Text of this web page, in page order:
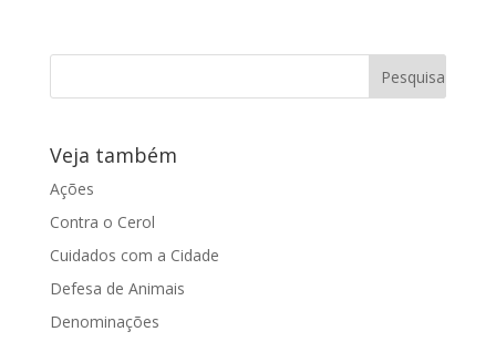
Veja também
Ações
Contra o Cerol
Cuidados com a Cidade
Defesa de Animais
Denominações